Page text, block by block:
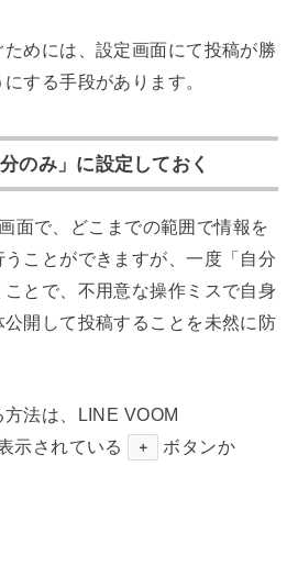
めには、設定画面にて投稿が勝
する手段があります。
のみ」に設定しておく
面で、どこまでの範囲で情報を
ことができますが、一度「自分
とで、不用意な操作ミスで自身
開して投稿することを未然に防
法は、LINE VOOM
示されている ＋
ボタンか